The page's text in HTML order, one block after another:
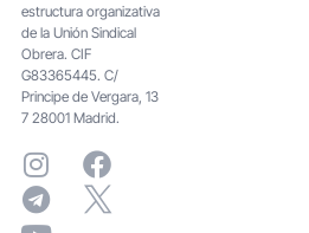
estructura organizativa
de la Unión Sindical
Obrera. CIF
G83365445. C/
Principe de Vergara, 13
7 28001 Madrid.